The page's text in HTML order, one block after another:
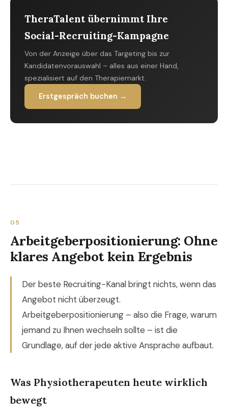
TheraTalent übernimmt Ihre
Social-Recruiting-Kampagne
Von der Anzeige über das Targeting bis zur
Kandidatenvorauswahl – alles aus einer Hand,
spezialisiert auf den Therapiemarkt.
Erstgespräch buchen →
05
Arbeitgeberpositionierung: Ohne
klares Angebot kein Ergebnis
Der beste Recruiting-Kanal bringt nichts, wenn das
Angebot nicht überzeugt.
Arbeitgeberpositionierung – also die Frage, warum
jemand zu Ihnen wechseln sollte – ist die
Grundlage, auf der jede aktive Ansprache aufbaut.
Was Physiotherapeuten heute wirklich
bewegt